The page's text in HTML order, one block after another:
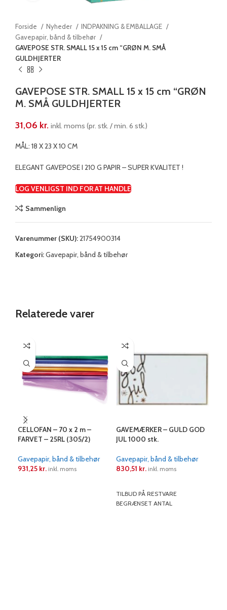
Forside Nyheder
INDPAKNING & EMBALLAGE
Gavepapir, bånd & tilbehør
GAVEPOSE STR. SMALL 15 x 15 cm “GRØN M. SMÅ
GULDHJERTER
GAVEPOSE STR. SMALL 15 x 15 cm “GRØN
M. SMÅ GULDHJERTER
31,06 kr. inkl. moms (pr. stk. / min. 6 stk.)
MÅL: 18 X 23 X 10 CM
ELEGANT GAVEPOSE I 210 G PAPIR – SUPER KVALITET !
LOG VENLIGST IND FOR AT HANDLE
Sammenlign
Varenummer (SKU):21754900314
Kategori:Gavepapir, bånd & tilbehør
Relaterede varer
CELLOFAN – 70 x 2 m –
FARVET – 25RL (305/2)
Gavepapir, bånd & tilbehør
931,25 kr. inkl. moms
GAVEMÆRKER – GULD GOD
JUL 1000 stk.
Gavepapir, bånd & tilbehør
830,51 kr. inkl. moms
TILBUD PÅ RESTVARE
BEGRÆNSET ANTAL